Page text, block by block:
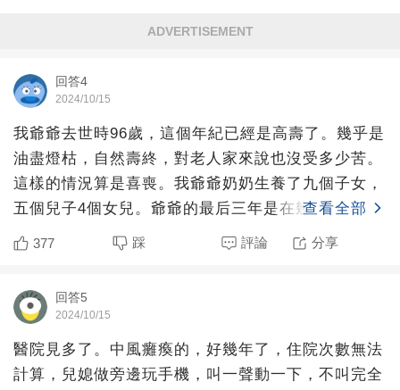
ADVERTISEMENT
回答4
2024/10/15
我爺爺去世時96歲，這個年紀已經是高壽了。幾乎是
油盡燈枯，自然壽終，對老人家來說也沒受多少苦。
這樣的情況算是喜喪。我爺爺奶奶生養了九個子女，
五個兒子4個女兒。爺爺的最后三年是在幾個兒子輪
流照顧中度過的
查看全部
377 踩 評論 分享
回答5
2024/10/15
醫院見多了。中風癱瘓的，好幾年了，住院次數無法
計算，兒媳做旁邊玩手機，叫一聲動一下，不叫完全